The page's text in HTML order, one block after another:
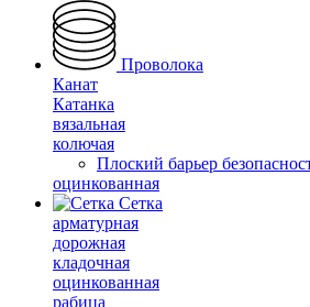
Проволока
Канат
Катанка
вязальная
колючая
Плоский барьер
оцинкованная
Сетка
арматурная
дорожная
кладочная
оцинкованная
рабица